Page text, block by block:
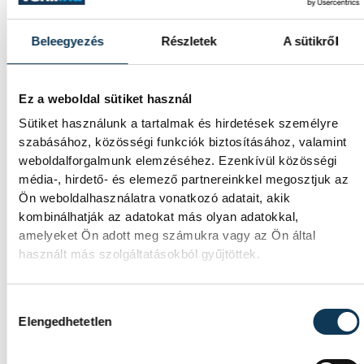
Beleegyezés Részletek A sütikről
Ez a weboldal sütiket használ
Sütiket használunk a tartalmak és hirdetések személyre
szabásához, közösségi funkciók biztosításához, valamint
weboldalforgalmunk elemzéséhez. Ezenkívül közösségi
média-, hirdető- és elemező partnereinkkel megosztjuk az
Ön weboldalhasználatra vonatkozó adatait, akik
kombinálhatják az adatokat más olyan adatokkal,
amelyeket Ön adott meg számukra vagy az Ön által
használt más szolgáltatásokból gyűjtöttek.
Elengedhetetlen
Így látták a főszereplők
Tombor Csaba:
– A végeredménytől
függetlenül igazi rangadót vívtunk.
Készültünk a Kalász játékára, amelynek
soraiban igazi nehéztüzérek játszanak. Az
félidőben kicsit szerencsétlenek voltunk a
kipattanó labdákkal. Összességében a
kapusteljesítményünknek, a
védekezésünknek és a gyors góljainknak
köszönhetően tudtunk ilyen különbséggel
nyerni.